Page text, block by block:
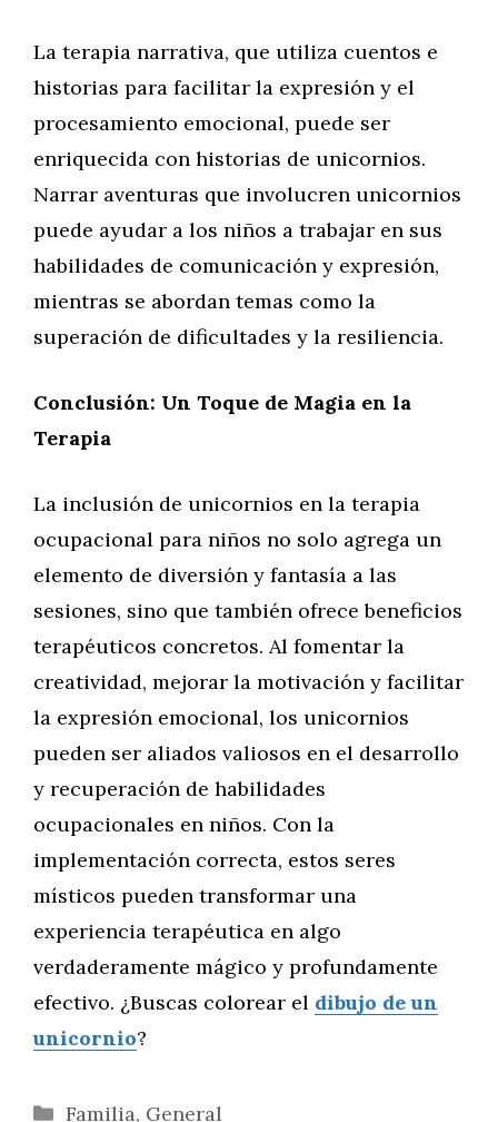
La terapia narrativa, que utiliza cuentos e
historias para facilitar la expresión y el
procesamiento emocional, puede ser
enriquecida con historias de unicornios.
Narrar aventuras que involucren unicornios
puede ayudar a los niños a trabajar en sus
habilidades de comunicación y expresión,
mientras se abordan temas como la
superación de dificultades y la resiliencia.
Conclusión: Un Toque de Magia en la
Terapia
La inclusión de unicornios en la terapia
ocupacional para niños no solo agrega un
elemento de diversión y fantasía a las
sesiones, sino que también ofrece beneficios
terapéuticos concretos. Al fomentar la
creatividad, mejorar la motivación y facilitar
la expresión emocional, los unicornios
pueden ser aliados valiosos en el desarrollo
y recuperación de habilidades
ocupacionales en niños. Con la
implementación correcta, estos seres
místicos pueden transformar una
experiencia terapéutica en algo
verdaderamente mágico y profundamente
efectivo. ¿Buscas colorear el dibujo de un
unicornio?
Categorías
Familia, General